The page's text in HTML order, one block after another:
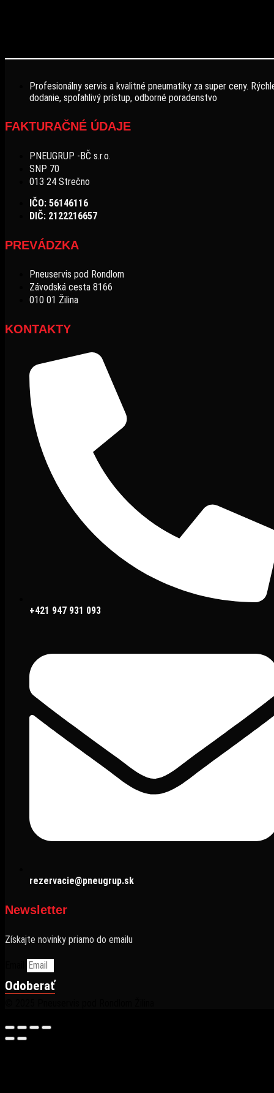
Profesionálny servis a kvalitné pneumatiky za super ceny.
dodanie, spoľahlivý prístup, odborné poradenstvo
FAKTURAČNÉ ÚDAJE
PNEUGRUP -BČ s.r.o.
SNP 70
013 24 Strečno
IČO: 56146116
DIČ: 2122216657
PREVÁDZKA
Pneuservis pod Rondlom
Závodská cesta 8166
010 01 Žilina
KONTAKTY
+421 947 931 093
rezervacie@pneugrup.sk
Newsletter
Získajte novinky priamo do emailu
Odoberať